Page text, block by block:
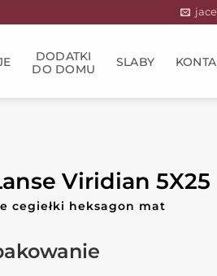
DODATKI
DO DOMU
SLABY
Viridian 5X25
cegiełki heksagon mat